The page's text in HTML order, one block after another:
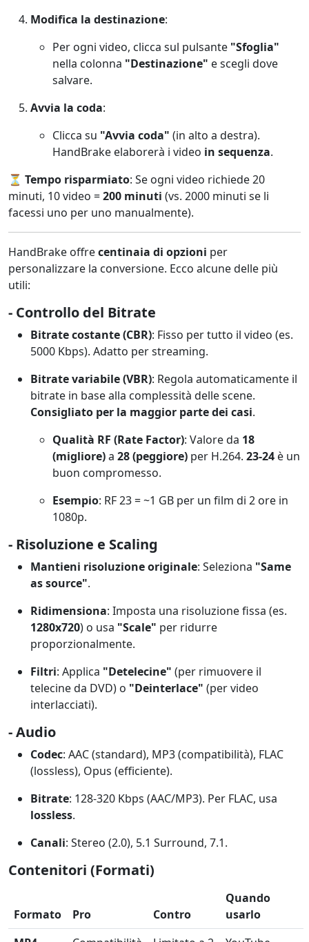
Modifica la destinazione:
Per ogni video, clicca sul pulsante "Sfoglia"
nella colonna "Destinazione" e scegli dove
salvare.
Avvia la coda:
Clicca su "Avvia coda" (in alto a destra).
HandBrake elaborerà i video in sequenza.
⏳ Tempo risparmiato: Se ogni video richiede 20
minuti, 10 video =200 minuti (vs. 2000 minuti se li
facessi uno per uno manualmente).
HandBrake offrecentinaia di opzioni per
personalizzare la conversione. Ecco alcune delle più
utili:
- Controllo del Bitrate
Bitrate costante (CBR): Fisso per tutto il video (es.
5000 Kbps). Adatto per streaming.
Bitrate variabile (VBR): Regola automaticamente il
bitrate in base alla complessità delle scene.
Consigliato per la maggior parte dei casi.
Qualità RF (Rate Factor): Valore da 18
(migliore)a 28 (peggiore) per H.264. 23-24 è un
buon compromesso.
Esempio: RF 23 = ~1 GB per un film di 2 ore in
1080p.
- Risoluzione e Scaling
Mantieni risoluzione originale: Seleziona "Same
as source".
Ridimensiona: Imposta una risoluzione fissa (es.
1280x720) o usa "Scale" per ridurre
proporzionalmente.
Filtri: Applica "Detelecine" (per rimuovere il
telecine da DVD) o "Deinterlace" (per video
interlacciati).
- Audio
Codec: AAC (standard), MP3 (compatibilità), FLAC
(lossless), Opus (efficiente).
Bitrate: 128-320 Kbps (AAC/MP3). Per FLAC, usa
lossless.
Canali: Stereo (2.0), 5.1 Surround, 7.1.
Contenitori (Formati)
Formato Pro Contro
Quando
usarlo